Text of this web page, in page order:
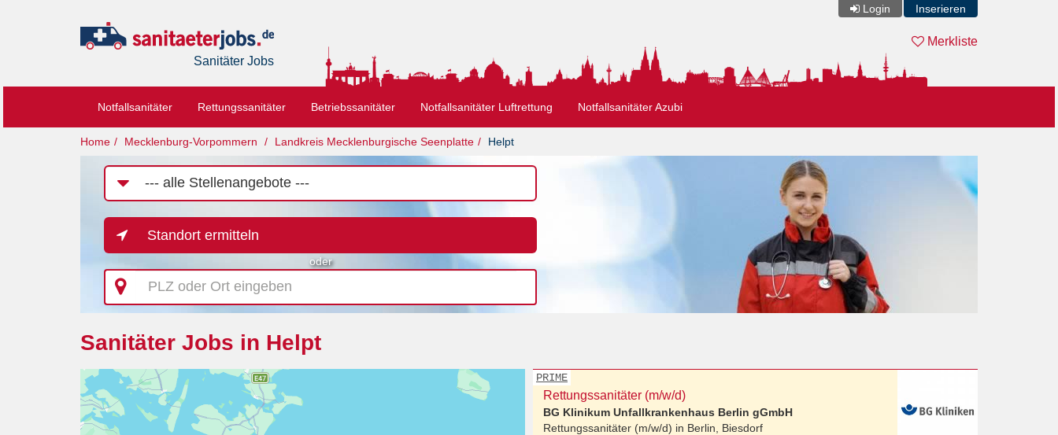
Login Inserieren
Sanitäter Jobs
Merkliste
Notfallsanitäter Rettungssanitäter Betriebssanitäter Notfallsanitäter Luftrettung Notfallsanitäter Azubi
Home Mecklenburg-Vorpommern Landkreis Mecklenburgische Seenplatte Helpt
Job-
Kategorie
Standort ermitteln
oder
PLZ
oder
Ort
Sanitäter Jobs in Helpt
PRIME
Rettungssanitäter (m/w/d)
BG Klinikum Unfallkrankenhaus Berlin gGmbH
Rettungssanitäter (m/w/d) in Berlin, Biesdorf